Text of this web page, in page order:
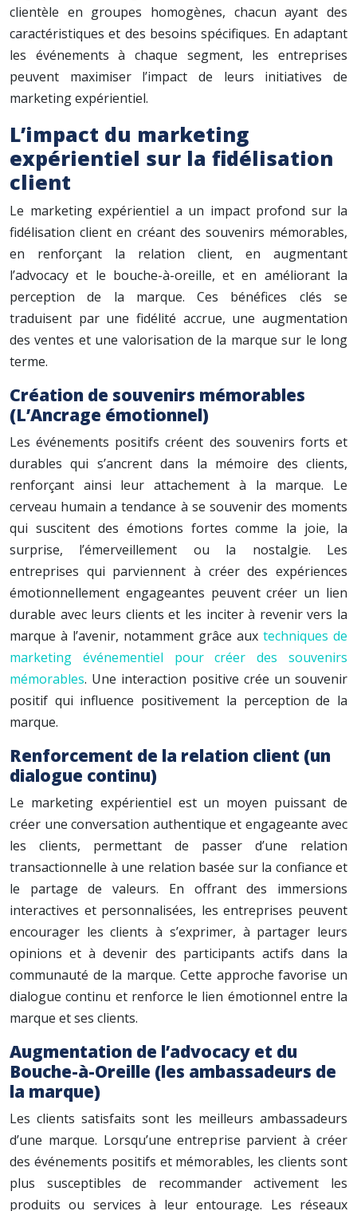
clientèle en groupes homogènes, chacun ayant des
caractéristiques et des besoins spécifiques. En adaptant
les événements à chaque segment, les entreprises
peuvent maximiser l’impact de leurs initiatives de
marketing expérientiel.
L’impact du marketing
expérientiel sur la fidélisation
client
Le marketing expérientiel a un impact profond sur la
fidélisation client en créant des souvenirs mémorables,
en renforçant la relation client, en augmentant
l’advocacy et le bouche-à-oreille, et en améliorant la
perception de la marque. Ces bénéfices clés se
traduisent par une fidélité accrue, une augmentation
des ventes et une valorisation de la marque sur le long
terme.
Création de souvenirs mémorables
(L’Ancrage émotionnel)
Les événements positifs créent des souvenirs forts et
durables qui s’ancrent dans la mémoire des clients,
renforçant ainsi leur attachement à la marque. Le
cerveau humain a tendance à se souvenir des moments
qui suscitent des émotions fortes comme la joie, la
surprise, l’émerveillement ou la nostalgie. Les
entreprises qui parviennent à créer des expériences
émotionnellement engageantes peuvent créer un lien
durable avec leurs clients et les inciter à revenir vers la
marque à l’avenir, notamment grâce aux techniques de
marketing événementiel pour créer des souvenirs
mémorables. Une interaction positive crée un souvenir
positif qui influence positivement la perception de la
marque.
Renforcement de la relation client (un
dialogue continu)
Le marketing expérientiel est un moyen puissant de
créer une conversation authentique et engageante avec
les clients, permettant de passer d’une relation
transactionnelle à une relation basée sur la confiance et
le partage de valeurs. En offrant des immersions
interactives et personnalisées, les entreprises peuvent
encourager les clients à s’exprimer, à partager leurs
opinions et à devenir des participants actifs dans la
communauté de la marque. Cette approche favorise un
dialogue continu et renforce le lien émotionnel entre la
marque et ses clients.
Augmentation de l’advocacy et du
Bouche-à-Oreille (les ambassadeurs de
la marque)
Les clients satisfaits sont les meilleurs ambassadeurs
d’une marque. Lorsqu’une entreprise parvient à créer
des événements positifs et mémorables, les clients sont
plus susceptibles de recommander activement les
produits ou services à leur entourage. Les réseaux